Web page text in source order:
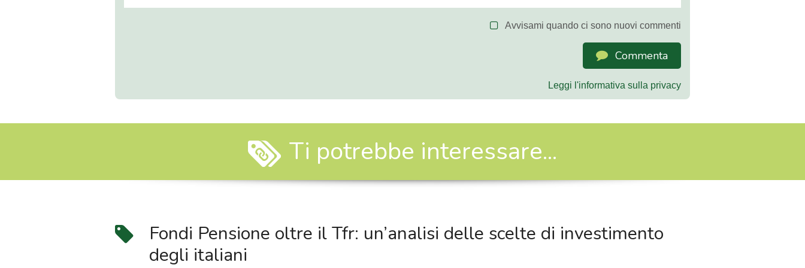
Avvisami quando ci sono nuovi commenti
Commenta
Leggi l'informativa sulla privacy
Ti potrebbe interessare...
Fondi Pensione oltre il Tfr: un’analisi delle scelte di investimento
degli italiani